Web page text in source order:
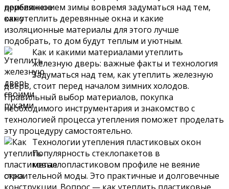
приближением зимы вовремя задуматься над тем,
как утеплить деревянные окна и какие
изоляционные материалы для этого лучше
подобрать, то дом будут теплым и уютным.
Как и какими материалами утеплить
железную дверь: важные факты и технология
Задуматься над тем, как утеплить железную
дверь, стоит перед началом зимних холодов.
Правильный выбор материалов, покупка
необходимого инструментария и знакомство с
технологией процесса утепления поможет проделать
эту процедуру самостоятельно.
Технологии утепления пластиковых окон
Популярность стеклопакетов в
металлопластиковом профиле не веяние
строительной моды. Это практичные и долговечные